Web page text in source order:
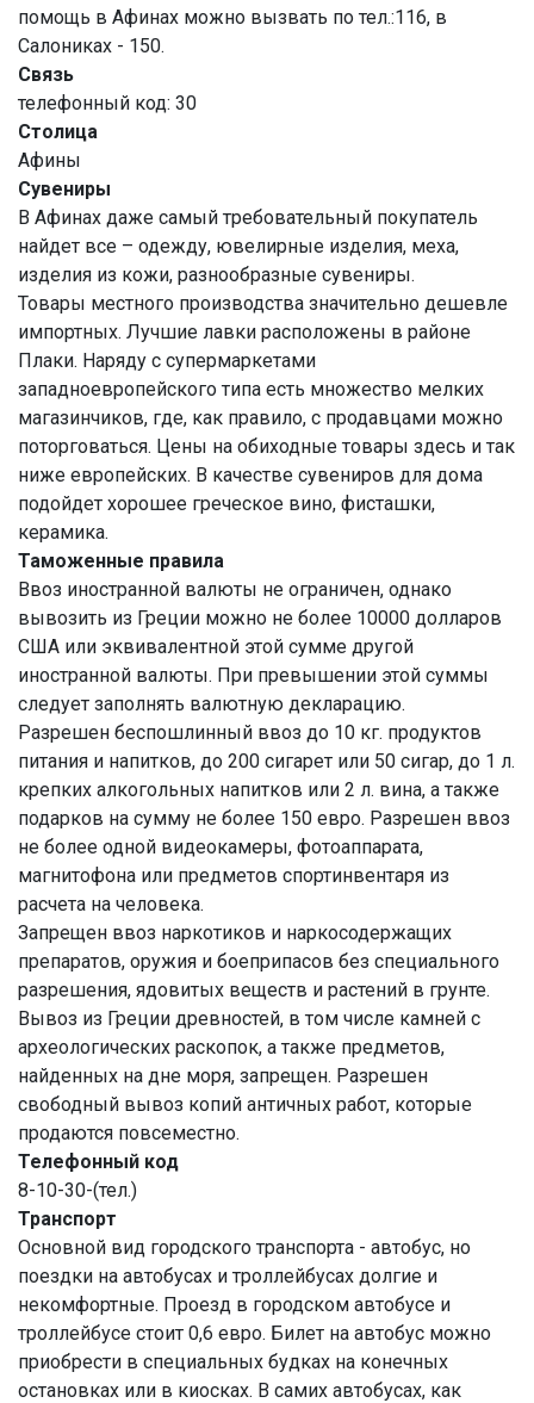
помощь в Афинах можно вызвать по тел.:116, в
Салониках - 150.
Связь
телефонный код: 30
Столица
Афины
Сувениры
В Афинах даже самый требовательный покупатель
найдет все – одежду, ювелирные изделия, меха,
изделия из кожи, разнообразные сувениры.
Товары местного производства значительно дешевле
импортных. Лучшие лавки расположены в районе
Плаки. Наряду с супермаркетами
западноевропейского типа есть множество мелких
магазинчиков, где, как правило, с продавцами можно
поторговаться. Цены на обиходные товары здесь и так
ниже европейских. В качестве сувениров для дома
подойдет хорошее греческое вино, фисташки,
керамика.
Таможенные правила
Ввоз иностранной валюты не ограничен, однако
вывозить из Греции можно не более 10000 долларов
США или эквивалентной этой сумме другой
иностранной валюты. При превышении этой суммы
следует заполнять валютную декларацию.
Разрешен беспошлинный ввоз до 10 кг. продуктов
питания и напитков, до 200 сигарет или 50 сигар, до 1 л.
крепких алкогольных напитков или 2 л. вина, а также
подарков на сумму не более 150 евро. Разрешен ввоз
не более одной видеокамеры, фотоаппарата,
магнитофона или предметов спортинвентаря из
расчета на человека.
Запрещен ввоз наркотиков и наркосодержащих
препаратов, оружия и боеприпасов без специального
разрешения, ядовитых веществ и растений в грунте.
Вывоз из Греции древностей, в том числе камней с
археологических раскопок, а также предметов,
найденных на дне моря, запрещен. Разрешен
свободный вывоз копий античных работ, которые
продаются повсеместно.
Телефонный код
8-10-30-(тел.)
Транспорт
Основной вид городского транспорта - автобус, но
поездки на автобусах и троллейбусах долгие и
некомфортные. Проезд в городском автобусе и
троллейбусе стоит 0,6 евро. Билет на автобус можно
приобрести в специальных будках на конечных
остановках или в киосках. В самих автобусах, как